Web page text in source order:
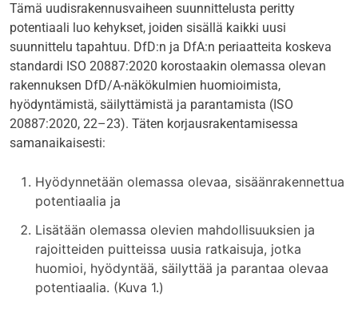
Tämä uudisrakennusvaiheen suunnittelusta peritty
potentiaali luo kehykset, joiden sisällä kaikki uusi
suunnittelu tapahtuu. DfD:n ja DfA:n periaatteita koskeva
standardi ISO 20887:2020 korostaakin olemassa olevan
rakennuksen DfD/A-näkökulmien huomioimista,
hyödyntämistä, säilyttämistä ja parantamista (ISO
20887:2020, 22–23). Täten korjausrakentamisessa
samanaikaisesti:
Hyödynnetään olemassa olevaa, sisäänrakennettua
potentiaalia ja
Lisätään olemassa olevien mahdollisuuksien ja
rajoitteiden puitteissa uusia ratkaisuja, jotka
huomioi, hyödyntää, säilyttää ja parantaa olevaa
potentiaalia. (Kuva 1.)